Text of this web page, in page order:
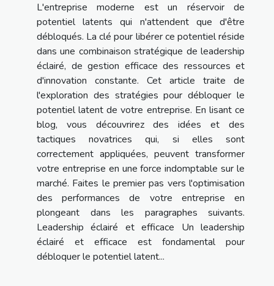
L'entreprise moderne est un réservoir de
potentiel latents qui n'attendent que d'être
débloqués. La clé pour libérer ce potentiel réside
dans une combinaison stratégique de leadership
éclairé, de gestion efficace des ressources et
d'innovation constante. Cet article traite de
l'exploration des stratégies pour débloquer le
potentiel latent de votre entreprise. En lisant ce
blog, vous découvrirez des idées et des
tactiques novatrices qui, si elles sont
correctement appliquées, peuvent transformer
votre entreprise en une force indomptable sur le
marché. Faites le premier pas vers l'optimisation
des performances de votre entreprise en
plongeant dans les paragraphes suivants.
Leadership éclairé et efficace Un leadership
éclairé et efficace est fondamental pour
débloquer le potentiel latent...